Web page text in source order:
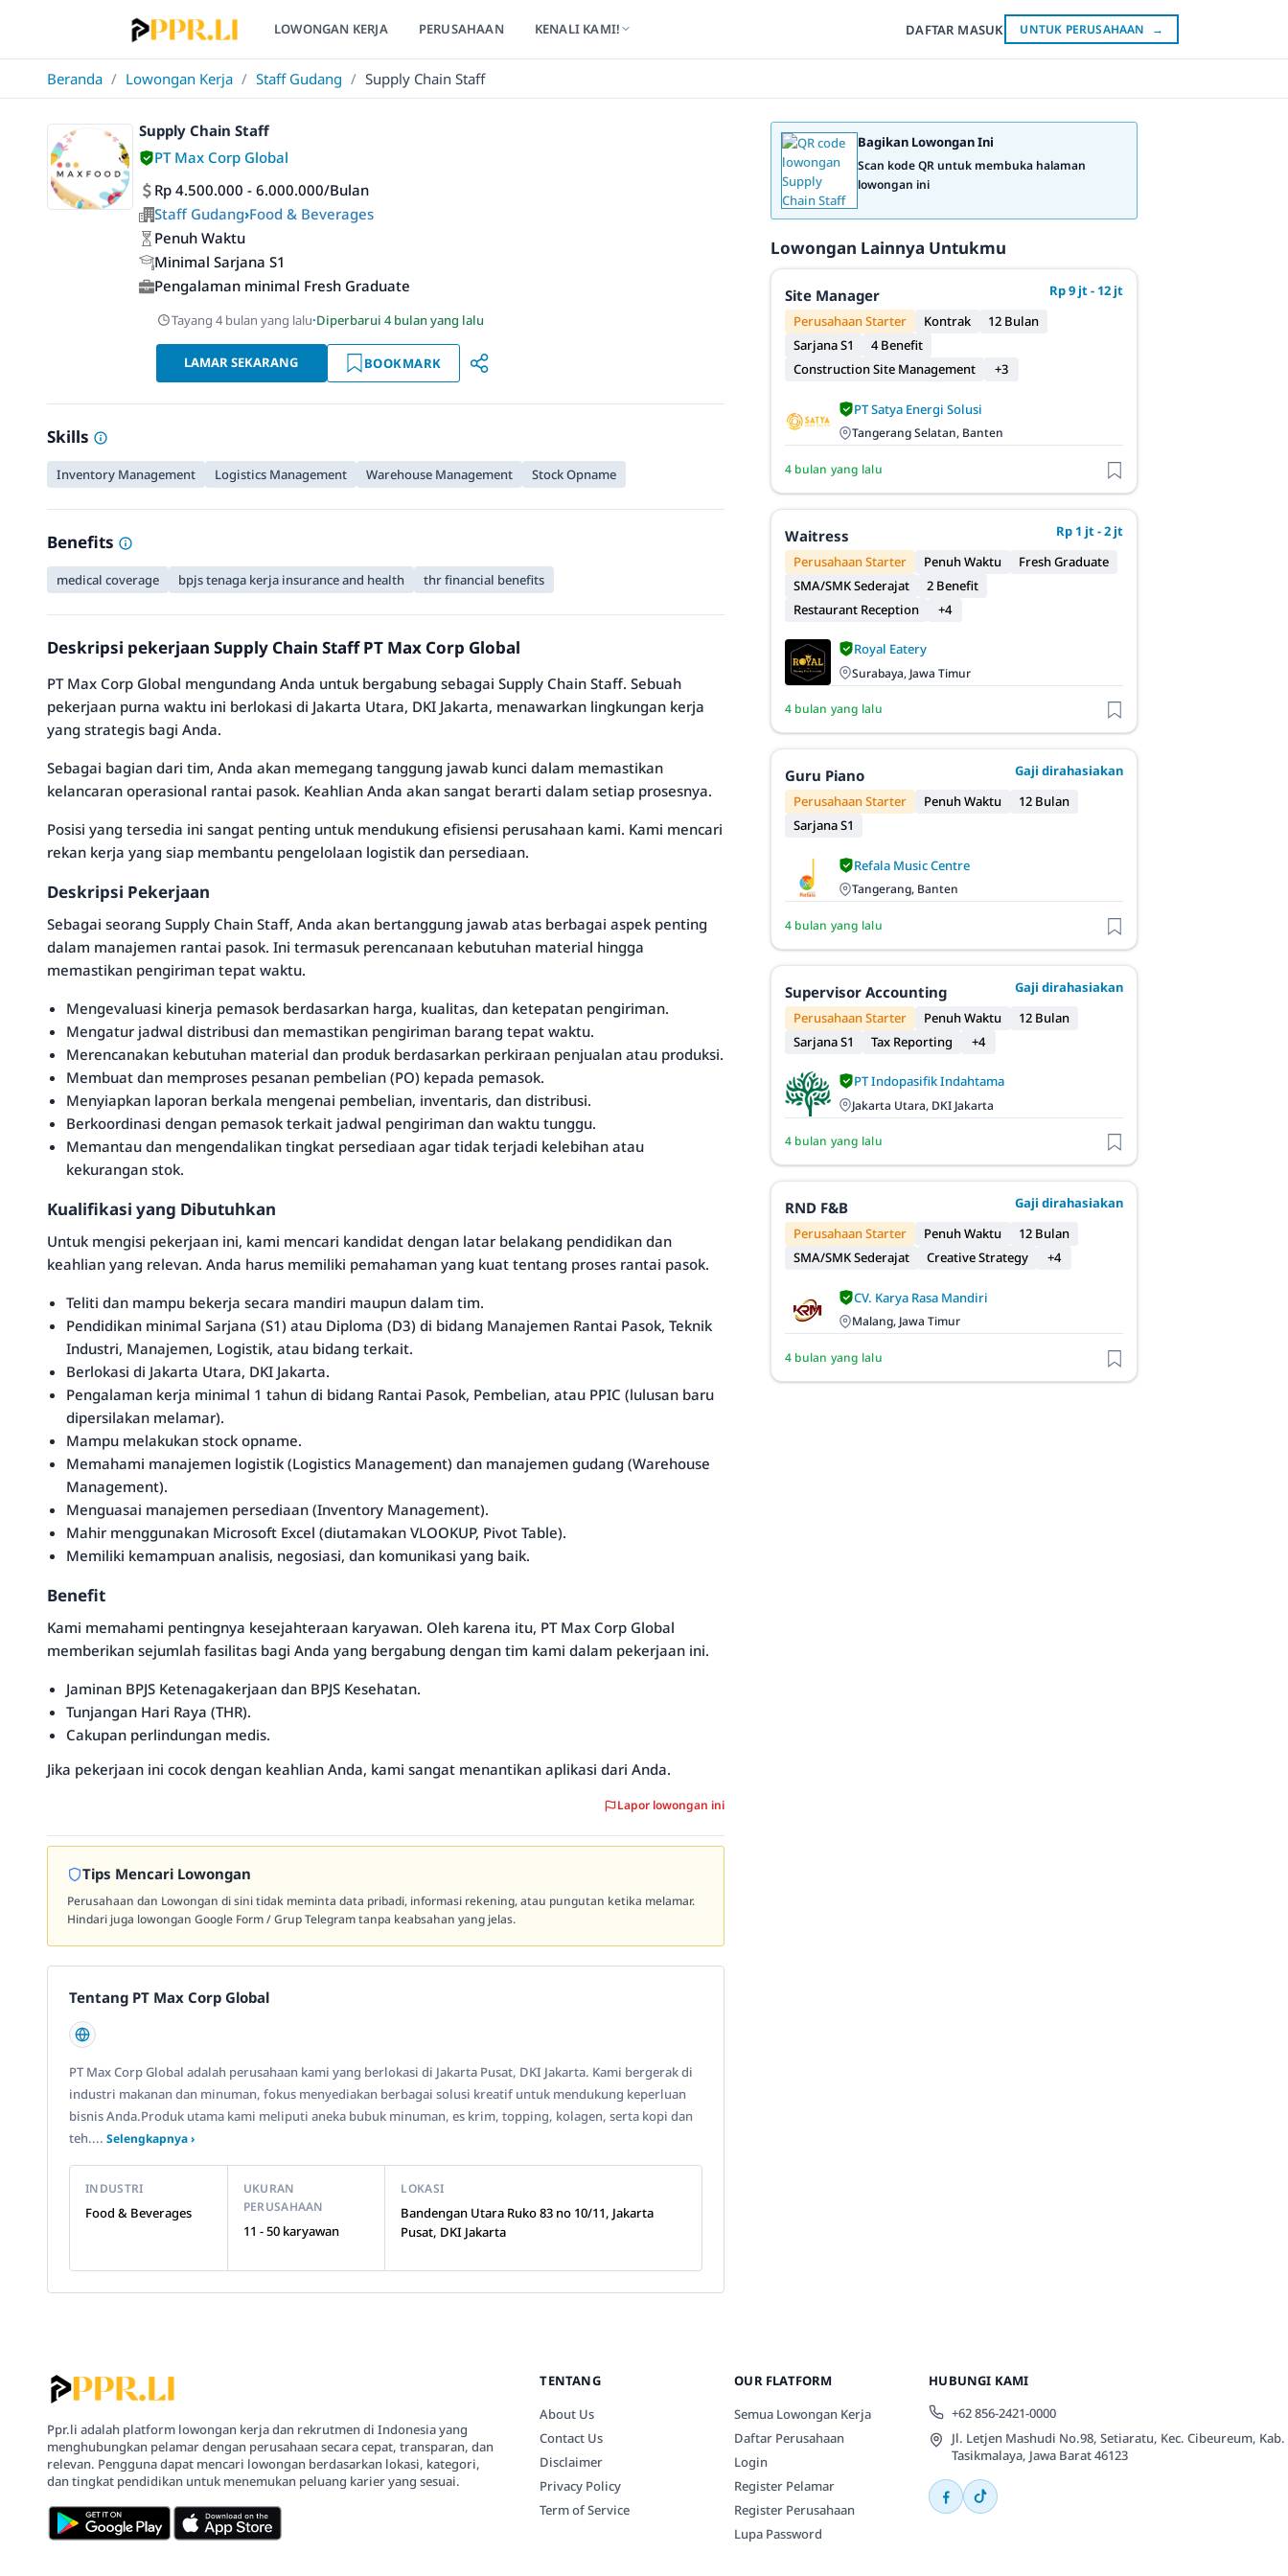
LOWONGAN KERJA PERUSAHAAN KENALI KAMI! DAFTAR MASUK UNTUK PERUSAHAAN →
Beranda / Lowongan Kerja / Staff Gudang / Supply Chain Staff
Supply Chain Staff
PT Max Corp Global
Rp 4.500.000 - 6.000.000/Bulan
Staff Gudang›Food & Beverages
Penuh Waktu
Minimal Sarjana S1
Pengalaman minimal Fresh Graduate
Tayang 4 bulan yang lalu·Diperbarui 4 bulan yang lalu
LAMAR SEKARANG BOOKMARK
Skills
Inventory Management Logistics Management Warehouse Management Stock Opname
Benefits
medical coverage bpjs tenaga kerja insurance and health thr financial benefits
Deskripsi pekerjaan Supply Chain Staff PT Max Corp Global
PT Max Corp Global mengundang Anda untuk bergabung sebagai Supply Chain Staff. Sebuah
pekerjaan purna waktu ini berlokasi di Jakarta Utara, DKI Jakarta, menawarkan lingkungan kerja
yang strategis bagi Anda.
Sebagai bagian dari tim, Anda akan memegang tanggung jawab kunci dalam memastikan
kelancaran operasional rantai pasok. Keahlian Anda akan sangat berarti dalam setiap prosesnya.
Posisi yang tersedia ini sangat penting untuk mendukung efisiensi perusahaan kami. Kami mencari
rekan kerja yang siap membantu pengelolaan logistik dan persediaan.
Deskripsi Pekerjaan
Sebagai seorang Supply Chain Staff, Anda akan bertanggung jawab atas berbagai aspek penting
dalam manajemen rantai pasok. Ini termasuk perencanaan kebutuhan material hingga
memastikan pengiriman tepat waktu.
Mengevaluasi kinerja pemasok berdasarkan harga, kualitas, dan ketepatan pengiriman.
Mengatur jadwal distribusi dan memastikan pengiriman barang tepat waktu.
Merencanakan kebutuhan material dan produk berdasarkan perkiraan penjualan atau produksi.
Membuat dan memproses pesanan pembelian (PO) kepada pemasok.
Menyiapkan laporan berkala mengenai pembelian, inventaris, dan distribusi.
Berkoordinasi dengan pemasok terkait jadwal pengiriman dan waktu tunggu.
Memantau dan mengendalikan tingkat persediaan agar tidak terjadi kelebihan atau
kekurangan stok.
Kualifikasi yang Dibutuhkan
Untuk mengisi pekerjaan ini, kami mencari kandidat dengan latar belakang pendidikan dan
keahlian yang relevan. Anda harus memiliki pemahaman yang kuat tentang proses rantai pasok.
Teliti dan mampu bekerja secara mandiri maupun dalam tim.
Pendidikan minimal Sarjana (S1) atau Diploma (D3) di bidang Manajemen Rantai Pasok, Teknik
Industri, Manajemen, Logistik, atau bidang terkait.
Berlokasi di Jakarta Utara, DKI Jakarta.
Pengalaman kerja minimal 1 tahun di bidang Rantai Pasok, Pembelian, atau PPIC (lulusan baru
dipersilakan melamar).
Mampu melakukan stock opname.
Memahami manajemen logistik (Logistics Management) dan manajemen gudang (Warehouse
Management).
Menguasai manajemen persediaan (Inventory Management).
Mahir menggunakan Microsoft Excel (diutamakan VLOOKUP, Pivot Table).
Memiliki kemampuan analisis, negosiasi, dan komunikasi yang baik.
Benefit
Kami memahami pentingnya kesejahteraan karyawan. Oleh karena itu, PT Max Corp Global
memberikan sejumlah fasilitas bagi Anda yang bergabung dengan tim kami dalam pekerjaan ini.
Jaminan BPJS Ketenagakerjaan dan BPJS Kesehatan.
Tunjangan Hari Raya (THR).
Cakupan perlindungan medis.
Jika pekerjaan ini cocok dengan keahlian Anda, kami sangat menantikan aplikasi dari Anda.
Lapor lowongan ini
Tips Mencari Lowongan
Perusahaan dan Lowongan di sini tidak meminta data pribadi, informasi rekening, atau pungutan ketika melamar.
Hindari juga lowongan Google Form / Grup Telegram tanpa keabsahan yang jelas.
Tentang PT Max Corp Global
PT Max Corp Global adalah perusahaan kami yang berlokasi di Jakarta Pusat, DKI Jakarta. Kami bergerak di
industri makanan dan minuman, fokus menyediakan berbagai solusi kreatif untuk mendukung keperluan
bisnis Anda.Produk utama kami meliputi aneka bubuk minuman, es krim, topping, kolagen, serta kopi dan
teh.... Selengkapnya ›
INDUSTRI
Food & Beverages
UKURAN
PERUSAHAAN
11 - 50 karyawan
LOKASI
Bandengan Utara Ruko 83 no 10/11, Jakarta
Pusat, DKI Jakarta
Bagikan Lowongan Ini
Scan kode QR untuk membuka halaman
lowongan ini
Lowongan Lainnya Untukmu
Site Manager
Rp 9 jt - 12 jt
Perusahaan Starter
Kontrak
12 Bulan
Sarjana S1
4 Benefit
Construction Site Management
+3
PT Satya Energi Solusi
Tangerang Selatan, Banten
4 bulan yang lalu
Waitress
Rp 1 jt - 2 jt
Perusahaan Starter
Penuh Waktu
Fresh Graduate
SMA/SMK Sederajat
2 Benefit
Restaurant Reception
+4
Royal Eatery
Surabaya, Jawa Timur
4 bulan yang lalu
Guru Piano
Gaji dirahasiakan
Perusahaan Starter
Penuh Waktu
12 Bulan
Sarjana S1
Refala Music Centre
Tangerang, Banten
4 bulan yang lalu
Supervisor Accounting
Gaji dirahasiakan
Perusahaan Starter
Penuh Waktu
12 Bulan
Sarjana S1
Tax Reporting +4
PT Indopasifik Indahtama
Jakarta Utara, DKI Jakarta
4 bulan yang lalu
RND F&B
Gaji dirahasiakan
Perusahaan Starter
Penuh Waktu
12 Bulan
SMA/SMK Sederajat
Creative Strategy +4
CV. Karya Rasa Mandiri
Malang, Jawa Timur
4 bulan yang lalu
Ppr.li adalah platform lowongan kerja dan rekrutmen di Indonesia yang
menghubungkan pelamar dengan perusahaan secara cepat, transparan, dan
relevan. Pengguna dapat mencari lowongan berdasarkan lokasi, kategori,
dan tingkat pendidikan untuk menemukan peluang karier yang sesuai.
TENTANG
About Us
Contact Us
Disclaimer
Privacy Policy
Term of Service
OUR FLATFORM
Semua Lowongan Kerja
Daftar Perusahaan
Login
Register Pelamar
Register Perusahaan
Lupa Password
HUBUNGI KAMI
+62 856-2421-0000
Jl. Letjen Mashudi No.98, Setiaratu, Kec. Cibeureum, Kab.
Tasikmalaya, Jawa Barat 46123